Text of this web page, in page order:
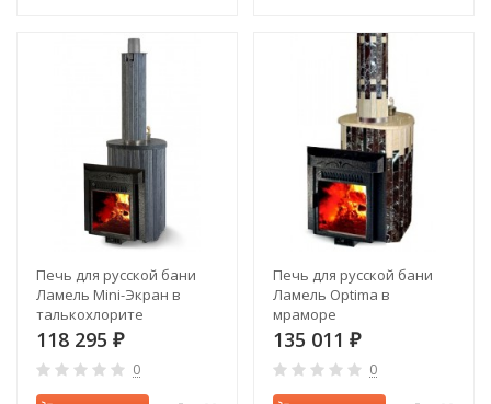
Печь для русской бани
Ламель Mini-Экран в
талькохлорите
118 295 ₽
0
Печь для русской бани
Ламель Optima в
мраморе
135 011 ₽
0